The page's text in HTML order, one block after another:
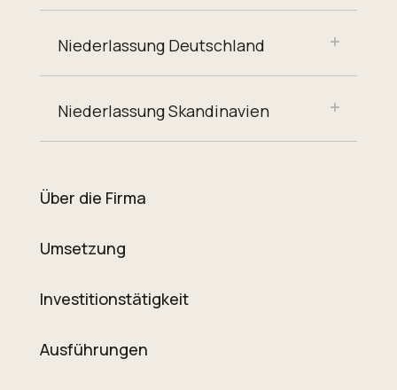
Niederlassung Deutschland
Niederlassung Skandinavien
Über die Firma
Umsetzung
Investitionstätigkeit
Ausführungen